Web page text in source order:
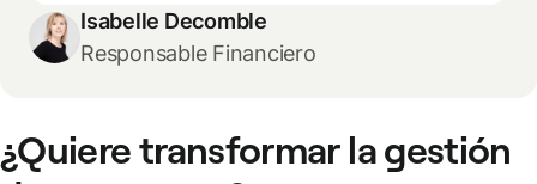
Isabelle Decomble
Responsable Financiero
¿Quiere transformar la gestión